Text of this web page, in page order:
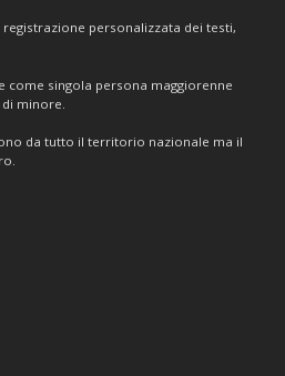
personalizzata dei testi,
come singola persona maggiorenne
minore.
da tutto il territorio nazionale ma il